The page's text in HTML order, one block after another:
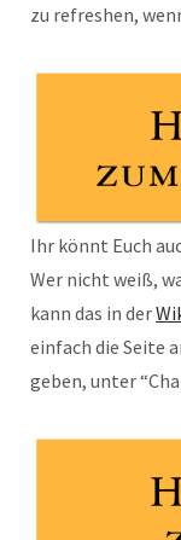
zu refreshen,
Ihr könnt Euch
Wer nicht weiß,
kann das in der
einfach die Seite
geben, unter